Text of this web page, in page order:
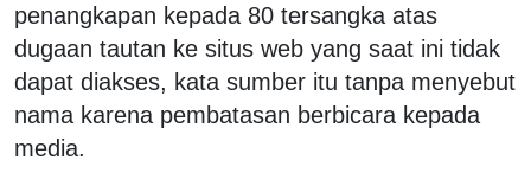
penangkapan kepada 80 tersangka atas
dugaan tautan ke situs web yang saat ini tidak
dapat diakses, kata sumber itu tanpa menyebut
nama karena pembatasan berbicara kepada
media.